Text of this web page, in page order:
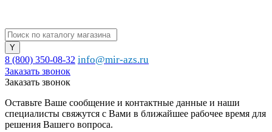
8 (800) 350-08-32 info@mir-azs.ru
Заказать звонок
Заказать звонок
Оставьте Ваше сообщение и контактные данные и наши
специалисты свяжутся с Вами в ближайшее рабочее время для
решения Вашего вопроса.